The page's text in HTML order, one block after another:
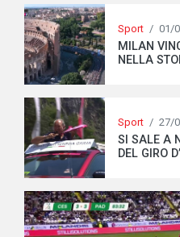
Sport / 01/
MILAN
NELLA
Sport / 27/
SI SALE A
DEL GIRO